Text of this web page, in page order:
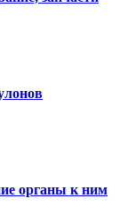
органы к ним